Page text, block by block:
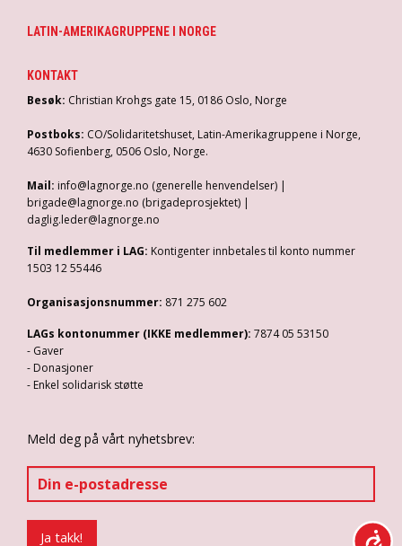
LATIN-AMERIKAGRUPPENE I NORGE
KONTAKT
Besøk: Christian Krohgs gate 15, 0186 Oslo, Norge
Postboks: CO/Solidaritetshuset, Latin-Amerikagruppene i Norge,
4630 Sofienberg, 0506 Oslo, Norge.
Mail: info@lagnorge.no (generelle henvendelser) |
brigade@lagnorge.no (brigadeprosjektet) |
daglig.leder@lagnorge.no
Til medlemmer i LAG: Kontigenter innbetales til konto nummer
1503 12 55446
Organisasjonsnummer: 871 275 602
LAGs kontonummer (IKKE medlemmer): 7874 05 53150
- Gaver
- Donasjoner
- Enkel solidarisk støtte
Meld deg på vårt nyhetsbrev: